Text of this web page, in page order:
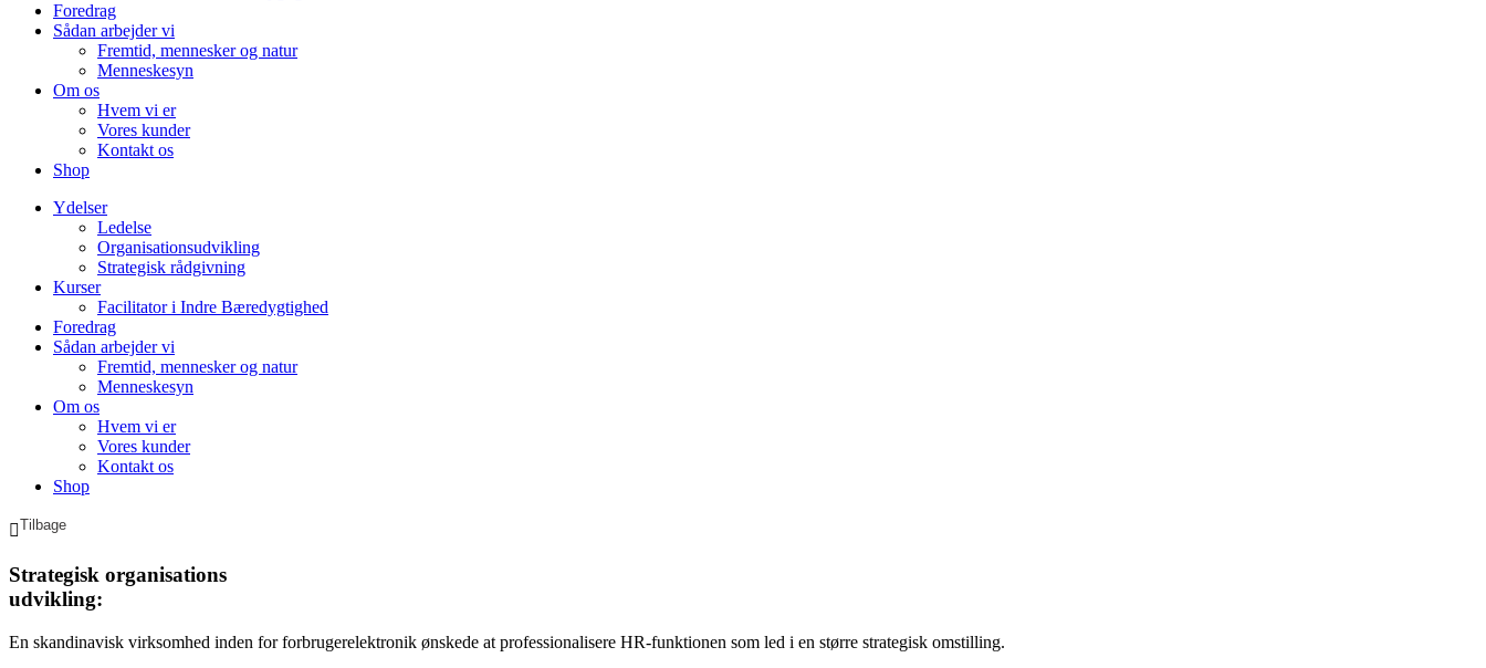
Foredrag
Sådan arbejder vi
Fremtid, mennesker og natur
Menneskesyn
Om os
Hvem vi er
Vores kunder
Kontakt os
Shop
Ydelser
Ledelse
Organisationsudvikling
Strategisk rådgivning
Kurser
Facilitator i Indre Bæredygtighed
Foredrag
Sådan arbejder vi
Fremtid, mennesker og natur
Menneskesyn
Om os
Hvem vi er
Vores kunder
Kontakt os
Shop
Strategisk organisations
udvikling:
En skandinavisk virksomhed inden for forbrugerelektronik ønskede at professionalisere HR-funktionen som led i en større strategisk omstilling.